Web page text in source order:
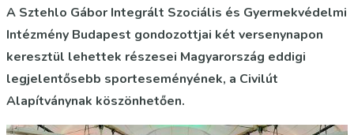
A Sztehlo Gábor Integrált Szociális és Gyermekvédelmi
Intézmény Budapest gondozottjai két versenynapon
keresztül lehettek részesei Magyarország eddigi
legjelentősebb sporteseményének, a Civilút
Alapítványnak köszönhetően.